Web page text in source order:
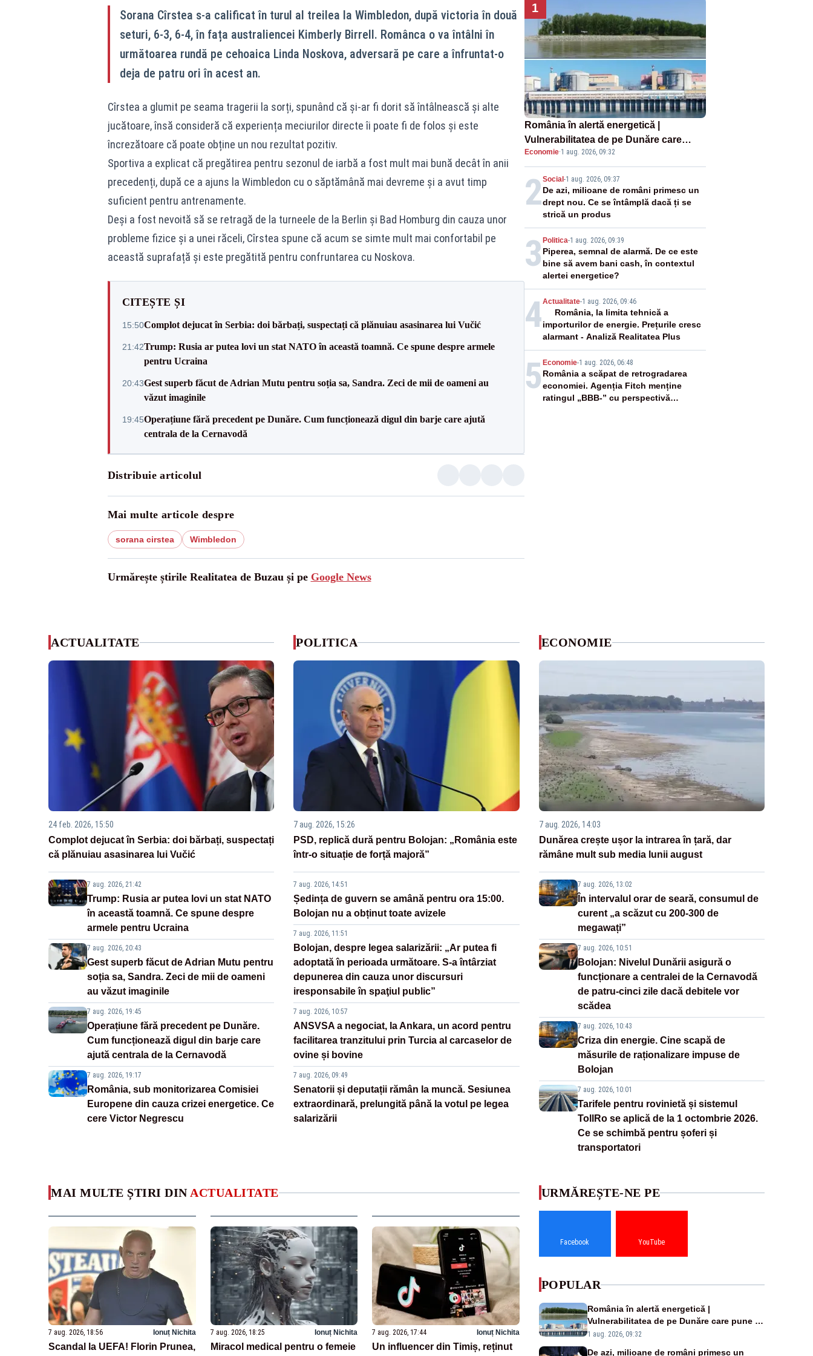
Sorana Cîrstea s-a calificat în turul al treilea la Wimbledon, după victoria în două
seturi, 6-3, 6-4, în fața australiencei Kimberly Birrell. Românca o va întâlni în
următoarea rundă pe cehoaica Linda Noskova, adversară pe care a înfruntat-o
deja de patru ori în acest an.
Cîrstea a glumit pe seama tragerii la sorți, spunând că și-ar fi dorit să întâlnească și alte
jucătoare, însă consideră că experiența meciurilor directe îi poate fi de folos și este
încrezătoare că poate obține un nou rezultat pozitiv.
Sportiva a explicat că pregătirea pentru sezonul de iarbă a fost mult mai bună decât în anii
precedenți, după ce a ajuns la Wimbledon cu o săptămână mai devreme și a avut timp
suficient pentru antrenamente.
Deși a fost nevoită să se retragă de la turneele de la Berlin și Bad Homburg din cauza unor
probleme fizice și a unei răceli, Cîrstea spune că acum se simte mult mai confortabil pe
această suprafață și este pregătită pentru confruntarea cu Noskova.
CITEȘTE ȘI
15:50Complot dejucat în Serbia: doi bărbați, suspectați că plănuiau asasinarea lui Vučić
21:42Trump: Rusia ar putea lovi un stat NATO în această toamnă. Ce spune despre armele
pentru Ucraina
20:43Gest superb făcut de Adrian Mutu pentru soția sa, Sandra. Zeci de mii de oameni au
văzut imaginile
19:45Operațiune fără precedent pe Dunăre. Cum funcționează digul din barje care ajută
centrala de la Cernavodă
Distribuie articolul
Mai multe articole despre
sorana cirstea Wimbledon
Urmărește știrile Realitatea de Buzau și pe Google News
1
România în alertă energetică |
Vulnerabilitatea de pe Dunăre care
pune în pericol Centrala Cernavodă era
cunoscută de pe vremea lui Ceaușescu
Economie·1 aug. 2026, 09:32
2Social -1 aug. 2026, 09:37
De azi, milioane de români primesc un
drept nou. Ce se întâmplă dacă ți se
strică un produs
3 Politica-1 aug. 2026, 09:39
Piperea, semnal de alarmă. De ce este
bine să avem bani cash, în contextul
alertei energetice?
4Actualitate-1 aug. 2026, 09:46
România, la limita tehnică a
importurilor de energie. Prețurile cresc
alarmant - Analiză Realitatea Plus
5 Economie-1 aug. 2026, 06:48
România a scăpat de retrogradarea
economiei. Agenția Fitch menține
ratingul „BBB-” cu perspectivă
ACTUALITATE
24 feb. 2026, 15:50
Complot dejucat în Serbia: doi bărbați, suspectați
că plănuiau asasinarea lui Vučić
7 aug. 2026, 21:42
Trump: Rusia ar putea lovi un stat NATO
în această toamnă. Ce spune despre
armele pentru Ucraina
7 aug. 2026, 20:43
Gest superb făcut de Adrian Mutu pentru
soția sa, Sandra. Zeci de mii de oameni
au văzut imaginile
7 aug. 2026, 19:45
Operațiune fără precedent pe Dunăre.
Cum funcționează digul din barje care
ajută centrala de la Cernavodă
7 aug. 2026, 19:17
România, sub monitorizarea Comisiei
Europene din cauza crizei energetice. Ce
cere Victor Negrescu
POLITICA
7 aug. 2026, 15:26
PSD, replică dură pentru Bolojan: „România este
într-o situație de forță majoră”
7 aug. 2026, 14:51
Ședința de guvern se amână pentru ora 15:00.
Bolojan nu a obținut toate avizele
7 aug. 2026, 11:51
Bolojan, despre legea salarizării: „Ar putea fi
adoptată în perioada următoare. S-a întârziat
depunerea din cauza unor discursuri
iresponsabile în spaţiul public”
7 aug. 2026, 10:57
ANSVSA a negociat, la Ankara, un acord pentru
facilitarea tranzitului prin Turcia al carcaselor de
ovine și bovine
7 aug. 2026, 09:49
Senatorii și deputații rămân la muncă. Sesiunea
extraordinară, prelungită până la votul pe legea
salarizării
ECONOMIE
7 aug. 2026, 14:03
Dunărea crește ușor la intrarea în țară, dar
rămâne mult sub media lunii august
7 aug. 2026, 13:02
În intervalul orar de seară, consumul de
curent „a scăzut cu 200-300 de
megawați”
7 aug. 2026, 10:51
Bolojan: Nivelul Dunării asigură o
funcționare a centralei de la Cernavodă
de patru-cinci zile dacă debitele vor
scădea
7 aug. 2026, 10:43
Criza din energie. Cine scapă de
măsurile de raționalizare impuse de
Bolojan
7 aug. 2026, 10:01
Tarifele pentru rovinietă și sistemul
TollRo se aplică de la 1 octombrie 2026.
Ce se schimbă pentru șoferi și
transportatori
MAI MULTE ȘTIRI DIN ACTUALITATE
7 aug. 2026, 18:56 Ionuț Nichita
Scandal la UEFA! Florin Prunea,
7 aug. 2026, 18:25 Ionuț Nichita
Miracol medical pentru o femeie
7 aug. 2026, 17:44 Ionuț Nichita
Un influencer din Timiș, reținut
URMĂREȘTE-NE PE
Facebook YouTube
POPULAR
România în alertă energetică |
Vulnerabilitatea de pe Dunăre care pune în
pericol Centrala Cernavodă era cunoscută
1 aug. 2026, 09:32
De azi, milioane de români primesc un